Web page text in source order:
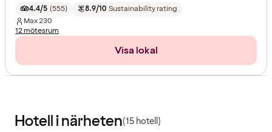
4.4/5 (555) 8.9/10 Sustainability rating
Max230
12 mötesrum
Visa lokal
Hotell i närheten(15 hotell)